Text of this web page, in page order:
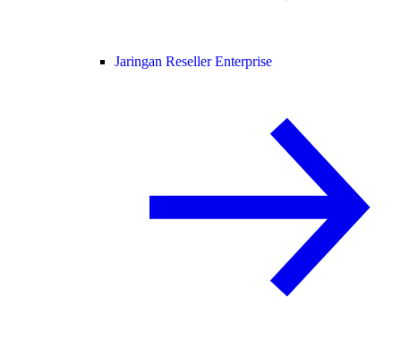
Jaringan Reseller Enterprise